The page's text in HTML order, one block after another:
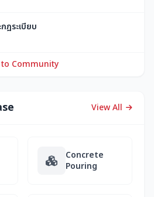
ฎระเบียบ
to Community
View All
Concrete
Pouring